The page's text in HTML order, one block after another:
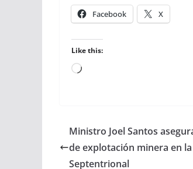
Facebook X
Like this:
Loading…
Ministro Joel Santos
de explotación minera en
Septentrional